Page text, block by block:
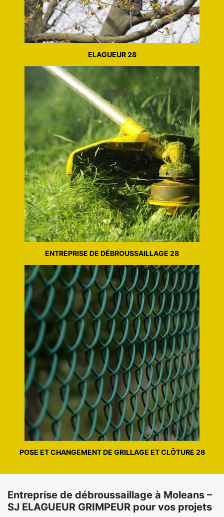
ELAGUEUR 28
ENTREPRISE DE DÉBROUSSAILLAGE 28
POSE ET CHANGEMENT DE GRILLAGE ET CLÔTURE 28
Entreprise de débroussaillage à Moleans –
SJ ELAGUEUR GRIMPEUR pour vos projets